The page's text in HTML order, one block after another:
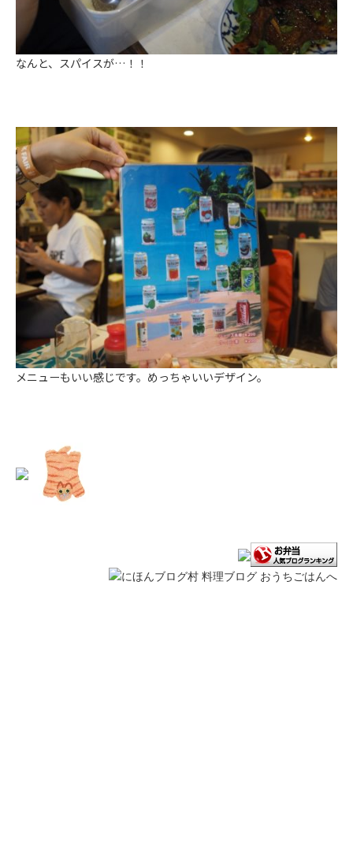
なんと、スパイスが…！！
メニューもいい感じです。めっちゃいいデザイン。